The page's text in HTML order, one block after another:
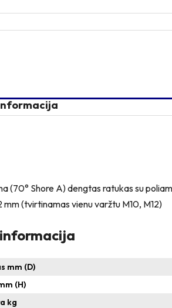
(70° Shore A) dengtas ratukas su
mm (tvirtinamas vienu varžtu M10, M12)
mm (D)
(H)
kg